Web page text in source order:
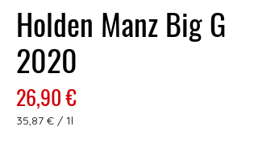
Holden Manz Big G
2020
26,90 €Preis
35,87 € / 1l